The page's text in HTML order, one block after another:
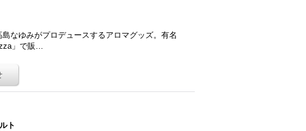
なゆみがプロデュースするアロマグッズ。有名
」で販…
ト